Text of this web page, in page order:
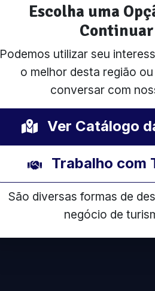
Escolha uma
Continuar
Podemos utilizar seu
o melhor desta região
conversar com
Ver Catálogo
Trabalho com
São diversas formas de
negócio de